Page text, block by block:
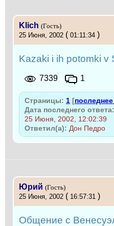
Klich (Гость)
25 Июня, 2002 ( 01:11:34 )
Kazaki i ih potomki v
7339 1
Страницы: 1 [
Дата последнего ответа:
25 Июня, 2002, 12:02:39
Ответил(а): Дон Педро
Юрий (Гость)
25 Июня, 2002 ( 16:57:31 )
Общение с